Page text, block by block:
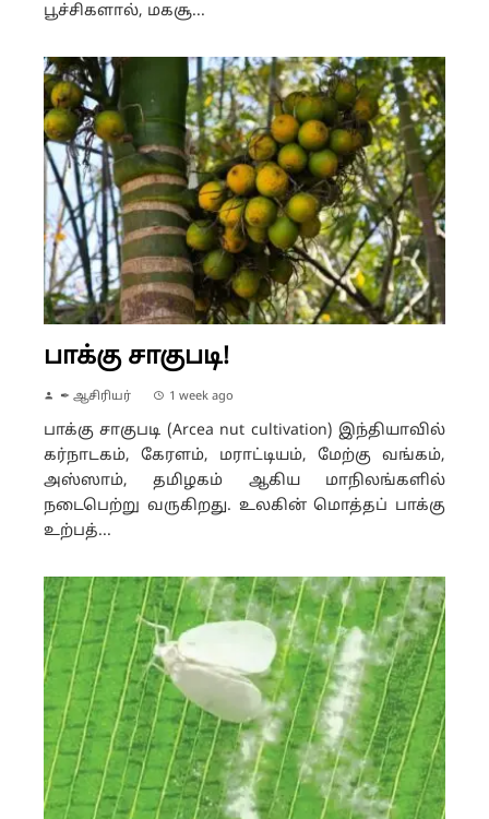
பூச்சிகளால், மகசூ...
பாக்கு சாகுபடி!
✒ ஆசிரியர் 1 week ago
பாக்கு சாகுபடி (Arcea nut cultivation) இந்தியாவில்
கர்நாடகம், கேரளம், மராட்டியம், மேற்கு வங்கம்,
அஸ்ஸாம், தமிழகம் ஆகிய மாநிலங்களில்
நடைபெற்று வருகிறது. உலகின் மொத்தப் பாக்கு
உற்பத்...